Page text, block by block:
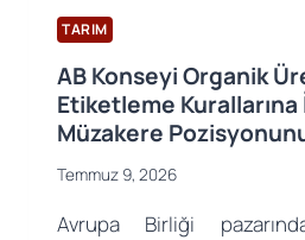
TARIM
AB Konseyi Organik
Etiketleme Kurallarına
Müzakere
Temmuz 9, 2026
Avrupa Birliği